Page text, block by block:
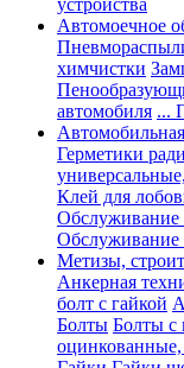
устройства
Автомоечное
химчистки
автомобиля ...
Герметики
Клей для
Обслуживание
Обслуживание
Метизы,
Анкерная
болт с гайкой
Болты Болты с